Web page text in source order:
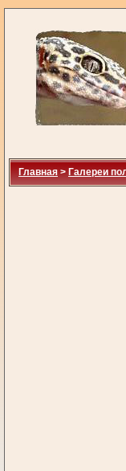
Главная > Галереи